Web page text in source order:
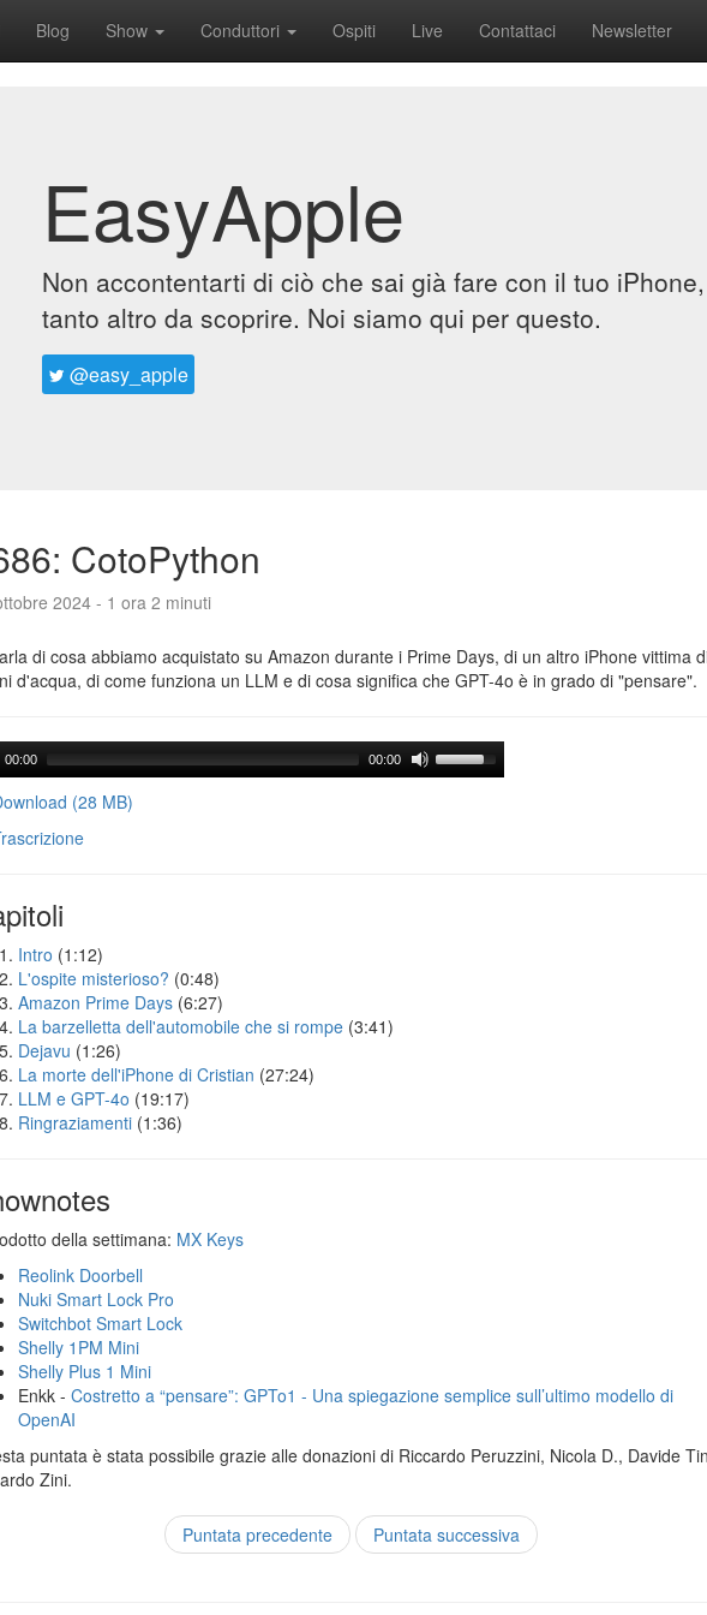
Blog Show Conduttori Ospiti Live Contattaci Newsletter
EasyApple
Non accontentarti di ciò che sai già fare con il tuo
tanto altro da scoprire. Noi siamo qui per questo.
@easy_apple
CotoPython
2024 - 1 ora 2 minuti
di cosa abbiamo acquistato su Amazon durante i Prime Days, di un altro iPhone vittima
d'acqua, di come funziona un LLM e di cosa significa che GPT-4o è in grado di "pensare".
00:00 00:00
(28 MB)
Intro (1:12)
L'ospite misterioso? (0:48)
Amazon Prime Days (6:27)
La barzelletta dell'automobile che si rompe (3:41)
Dejavu (1:26)
La morte dell'iPhone di Cristian (27:24)
LLM e GPT-4o (19:17)
Ringraziamenti (1:36)
della settimana: MX Keys
Reolink Doorbell
Nuki Smart Lock Pro
Switchbot Smart Lock
Shelly 1PM Mini
Shelly Plus 1 Mini
Enkk - Costretto a “pensare”: GPTo1 - Una spiegazione semplice sull’ultimo modello di
OpenAI
puntata è stata possibile grazie alle donazioni di Riccardo Peruzzini, Nicola D., Davide
Zini.
Puntata precedente Puntata successiva